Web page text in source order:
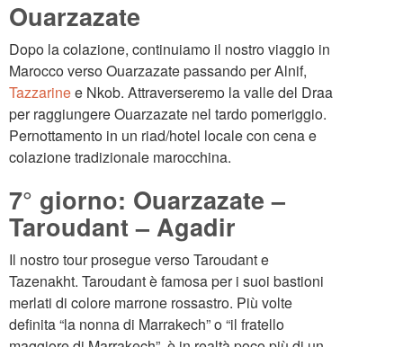
Ouarzazate
Dopo la colazione, continuiamo il nostro viaggio in
Marocco verso Ouarzazate passando per Alnif,
Tazzarinee Nkob. Attraverseremo la valle del Draa
per raggiungere Ouarzazate nel tardo pomeriggio.
Pernottamento in un riad/hotel locale con cena e
colazione tradizionale marocchina.
7° giorno: Ouarzazate –
Taroudant – Agadir
Il nostro tour prosegue verso Taroudant e
Tazenakht. Taroudant è famosa per i suoi bastioni
merlati di colore marrone rossastro. Più volte
definita “la nonna di Marrakech” o “il fratello